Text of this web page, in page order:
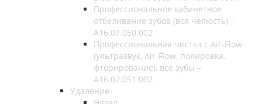
Профессиональное кабинетное
отбеливание зубов (вся челюсть) –
А16.07.050.002
Профессиональная чистка с Air-Flow
(ультразвук, Air-Flow, полировка,
фторирование), все зубы –
A16.07.051.002
Удаление